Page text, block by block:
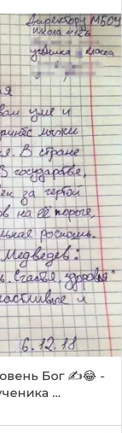
Бог ✍️😂 -
...